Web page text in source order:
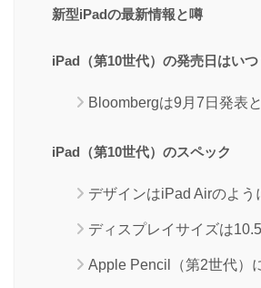
新型iPadの最新情報と噂
iPad（第10世代）の発売日はいつ
Bloombergは9月7日発表
iPad（第10世代）のスペック
デザインはiPad Airのよう
ディスプレイサイズは
Apple Pencil（第2世代）